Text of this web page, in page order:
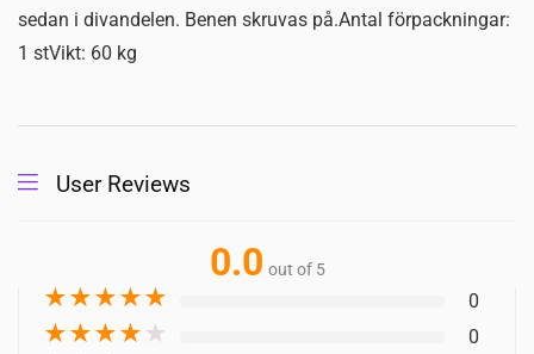
sedan i divandelen. Benen skruvas på.Antal förpackningar:
1 stVikt: 60 kg
User Reviews
0.0 out of 5
★★★★★ 0
★★★★ ★ 0